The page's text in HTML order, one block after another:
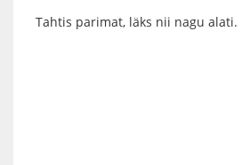
Tahtis parimat, läks nii nagu alati.